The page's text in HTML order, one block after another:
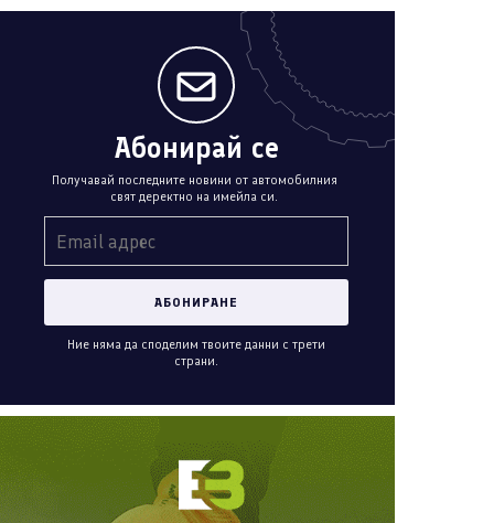
Абонирай се
Получавай последните новини от автомобилния
свят деректно на имейла си.
Ние няма да споделим твоите данни с трети
страни.